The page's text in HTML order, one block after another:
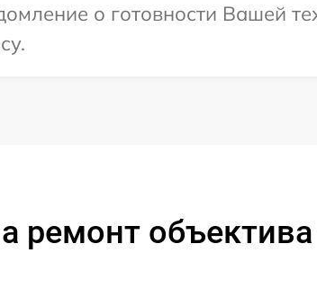
о готовности Вашей
ремонт объектива